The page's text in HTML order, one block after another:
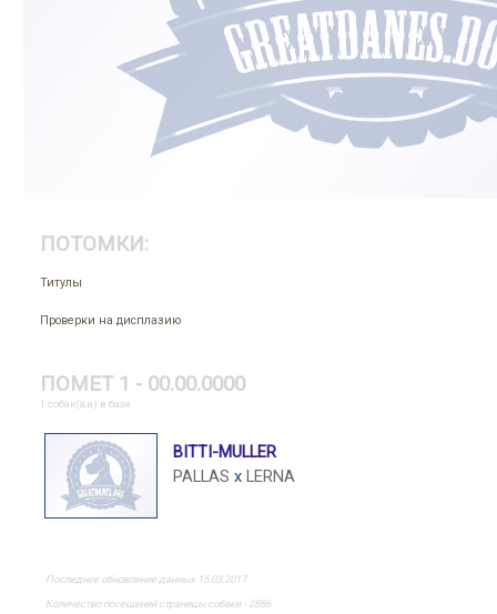
ПОТОМКИ:
Титулы
Проверки на дисплазию
ПОМЕТ 1 - 00.00.0000
1 собак(а,и) в базе
BITTI-MULLER
PALLAS x LERNA
Последнее обновление данных 15.03.2017
Количество посещений страницы собаки - 2886